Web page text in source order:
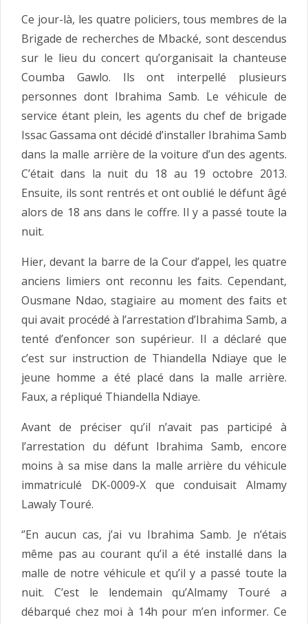
Ce jour-là, les quatre policiers, tous membres de la
Brigade de recherches de Mbacké, sont descendus
sur le lieu du concert qu’organisait la chanteuse
Coumba Gawlo. Ils ont interpellé plusieurs
personnes dont Ibrahima Samb. Le véhicule de
service étant plein, les agents du chef de brigade
Issac Gassama ont décidé d’installer Ibrahima Samb
dans la malle arrière de la voiture d’un des agents.
C’était dans la nuit du 18 au 19 octobre 2013.
Ensuite, ils sont rentrés et ont oublié le défunt âgé
alors de 18 ans dans le coffre. Il y a passé toute la
nuit.
Hier, devant la barre de la Cour d’appel, les quatre
anciens limiers ont reconnu les faits. Cependant,
Ousmane Ndao, stagiaire au moment des faits et
qui avait procédé à l’arrestation d’Ibrahima Samb, a
tenté d’enfoncer son supérieur. Il a déclaré que
c’est sur instruction de Thiandella Ndiaye que le
jeune homme a été placé dans la malle arrière.
Faux, a répliqué Thiandella Ndiaye.
Avant de préciser qu’il n’avait pas participé à
l’arrestation du défunt Ibrahima Samb, encore
moins à sa mise dans la malle arrière du véhicule
immatriculé DK-0009-X que conduisait Almamy
Lawaly Touré.
‘’En aucun cas, j’ai vu Ibrahima Samb. Je n’étais
même pas au courant qu’il a été installé dans la
malle de notre véhicule et qu’il y a passé toute la
nuit. C’est le lendemain qu’Almamy Touré a
débarqué chez moi à 14h pour m’en informer. Ce